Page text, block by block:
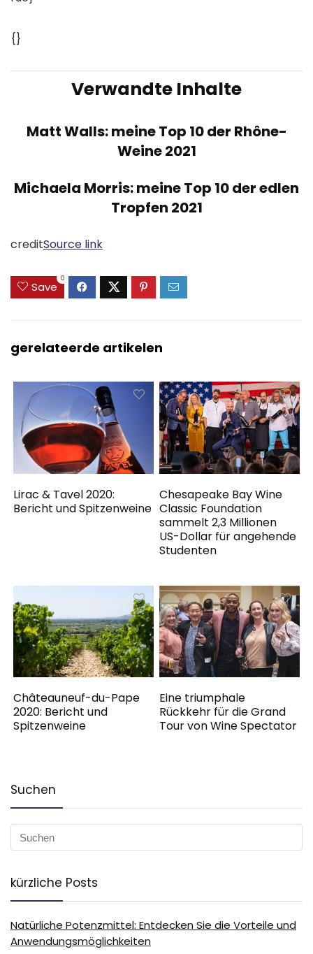
{}
Verwandte Inhalte
Matt Walls: meine Top 10 der Rhône-
Weine 2021
Michaela Morris: meine Top 10 der edlen
Tropfen 2021
creditSource link
Save
0
gerelateerde artikelen
Lirac & Tavel 2020:
Bericht und Spitzenweine
Chesapeake Bay Wine
Classic Foundation
sammelt 2,3 Millionen
US-Dollar für angehende
Studenten
Châteauneuf-du-Pape
2020: Bericht und
Spitzenweine
Eine triumphale
Rückkehr für die Grand
Tour von Wine Spectator
Suchen
kürzliche Posts
Natürliche Potenzmittel: Entdecken Sie die Vorteile und
Anwendungsmöglichkeiten